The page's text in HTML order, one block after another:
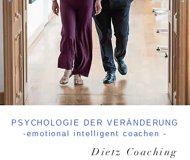
PSYCHOLOGIE DER VERÄNDERUNG
-emotional intelligent coachen -
Dietz Coaching